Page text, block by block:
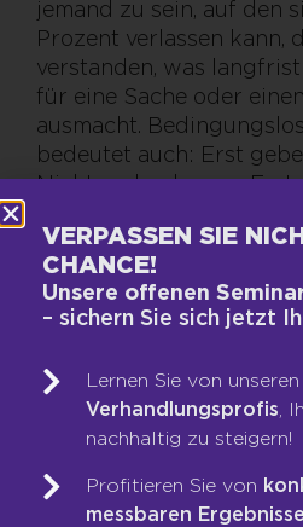
jemand zu sein, auf den
Prozent verlassen kann,
verstanden, was
für eine Sache oder
ausmacht.
bedeutet auch: Erst
Nicht andersherum. Erst
Vertriebs-DNA-Gutachten®
Next-Generation-Sales-
Training & Coaching
Blended Learning
VERPASSEN SIE
CHANCE!
Unsere offenen
– sichern Sie sich jetzt
Lernen Sie von unseren
Verhandlungsprofis,
nachhaltig zu steigern!
Profitieren Sie von
messbaren